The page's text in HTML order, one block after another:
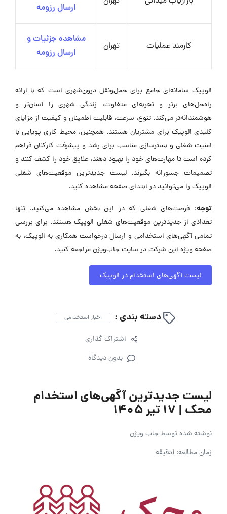
ارسال رزومه
کارمند عملیات تهران
مشاهده جزئیات و
ارسال رزومه
الوپیک سامانه‌ای جامع برای حمل‌ونقل درون‌شهری است که با ارائه
راه‌حل‌های برتر و تجربه‌ای متفاوت، زندگی شهری را آسان‌تر و
هوشمندانه‌تر می‌کند. تنوع، سرعت، قابلیت اطمینان و کیفیت از مزایای
کلیدی الوپیک برای مشتریان هستند. همچنین، محیط کاری پویایی با
امنیت شغلی و بسترسازی مناسب برای رشد و پیشرفت کارکنان فراهم
کرده است تا مهارت‌های خود را بهبود دهند، علایق خود را کشف کنند و
تصمیمات جسورانه بگیرند. لیست جدیدترین موقعیت‌های شغلی
الوپیک را می‌توانید در ابتدای صفحه مشاهده کنید.
توجه: فرصت‌های شغلی که در این بخش مشاهده می‌کنید، تنها
تعدادی از جدیدترین موقعیت‌های شغلی الوپیک هستند. برای بررسی
تمامی آگهی‌های استخدامی و ارسال درخواست همکاری به الوپیک، به
صفحه ویژه این شرکت در سایت جاب‌ویژن مراجعه کنید.
لیست آگهی‌های استخدام در الوپیک
دسته بندی : اخبار استخدامی
اشتراک گذاری
بدون دیدگاه
لیست جدیدترین آگهی‌های استخدام
محک | ۱۷ تیر ۱۴۰۵
نوشته شده توسطجاب ویژن
زمان مطالعه: 1دقیقه